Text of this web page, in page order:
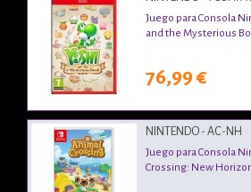
Juego para Consola
and the Mysterious
76,99 €
NINTENDO - AC-NH
Juego para Consola
Crossing: New